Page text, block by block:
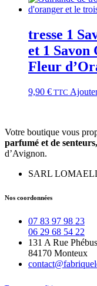
tresse 1
et 1
Fleur
9,90 € TTC
Votre boutique vous
parfumé et de senteurs,
d’Avignon.
SARL
Nos coordonnées
07 83 97 98 23
06 29 68 54 22
131 A Rue Phébus
84170 Monteux